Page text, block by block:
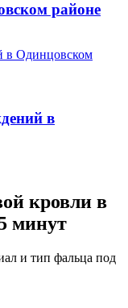
районе
в
кровли в
минут
и тип фальца под